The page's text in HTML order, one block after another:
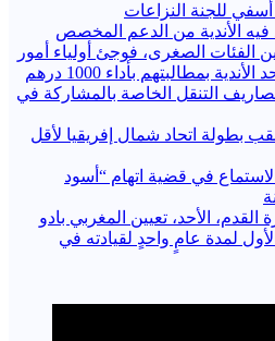
أسفي للجنة النزاعات
الأندية من الدعم المخصص
الفئات الصغرى، فوجئ أولياء أمور
لاعبي فئة الكادي في أحد الأندية بمطالبتهم بأداء 1000 درهم
التنقل الخاصة بالمشاركة في
بطولة اتحاد شمال إفريقيا لأقل
الاستماع في قضية اتهام “أسود
القدم، الأحد، تعيين المغربي بادو
لمدة عامٍ واحدٍ لقيادته ​في